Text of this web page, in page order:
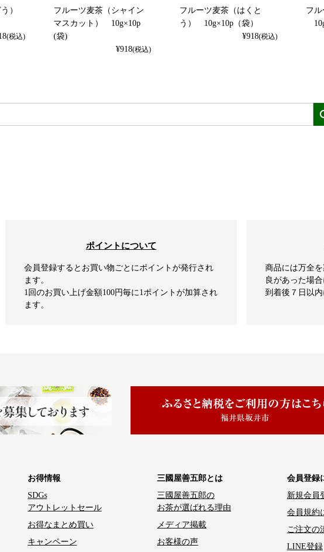
）
(税込)
フルーツ麦茶（シャイン
マスカット） 10g×10p
(袋)
¥918(税込)
フルーツ麦茶（はくと
う） 10g×10p（袋）
¥918(税込)
フル
ポイントについて
会員登録するとお買い物ごとにポイントが発行され
ます。
1回のお買い上げ金額100円毎に1ポイントが加算され
ます。
商品には万全
良があった場
到着後７日以
お得情報
SDGs
アウトレットセール
お得なまとめ買い
キャンペーン
三國屋善五郎とは
三國屋善五郎の
お茶が選ばれる理由
メディア掲載
お客様の声
会員登録
新規会員
会員規約
ご注文の
LINE登録